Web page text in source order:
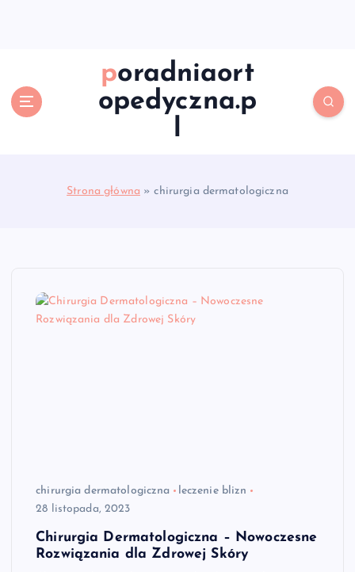
poradniaort
opedyczna.p
l
Strona główna »chirurgia dermatologiczna
chirurgia dermatologiczna
leczenie blizn
28 listopada, 2023
Chirurgia Dermatologiczna – Nowoczesne
Rozwiązania dla Zdrowej Skóry